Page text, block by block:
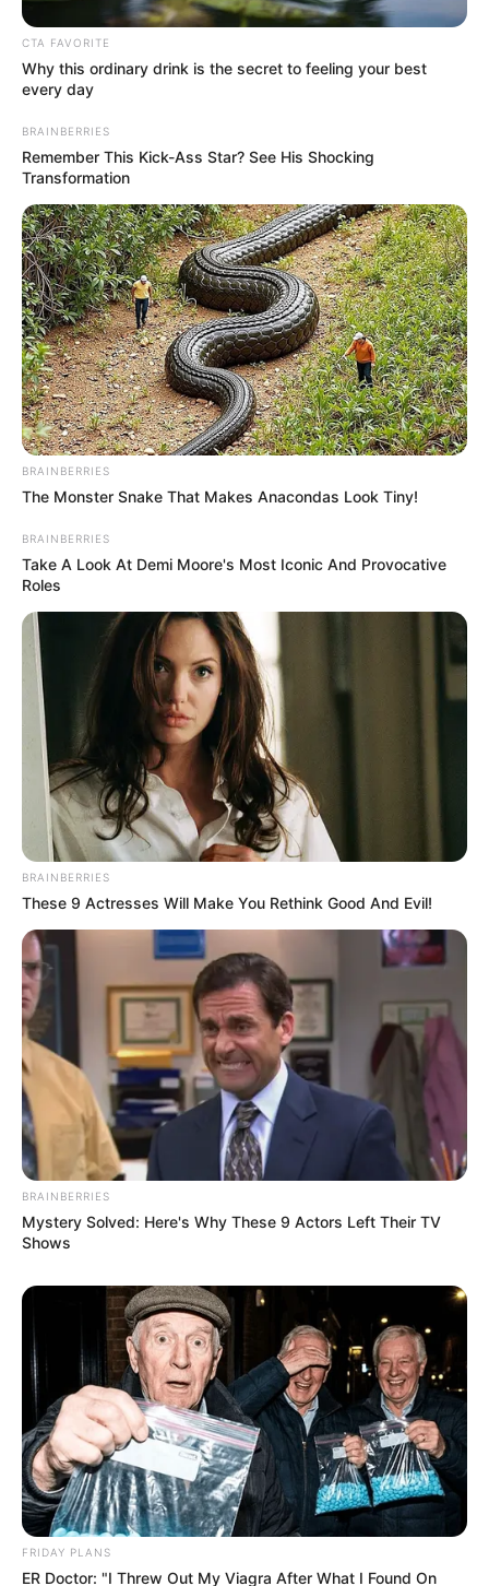
«Συναγερμός» στην Δύση! Τι είναι το Hudna και πώς μπορεί
γυναίκα που έχει ζήσει το Ισλάμ. Σε...
ΑΠΟΨΕΙΣ ΙΣΤΟΡΙΑ
Ισλάμ: μία θρησκεία βασισμένη στο ψέμα
και τη σατανολατρεία (ανάλυση)
σατανολατρεία… Σε αυτό το άρθρο, αποκαλύπτουμε
στοιχεία μέσα από τα ιερά βιβλία των μουσουλμάνων που
αποδεικνύουν τη...
ΑΠΟΨΕΙΣ
Πως και γιατί επικράτησε ο
χριστιανισμός; Κάτι παρόμοιο έγινε και
με το Ισλάμ..
Πως και γιατί επικράτησε ο χριστιανισμός; Πως ένα μικρό,
περιθωριακό κίνημα στην Ιουδαία, εξελίχθηκε από τις
αρχές του 4ου αιώνα σε θρησκεία και ιδεολογία,
κατακτώντας...
ΑΠΟΨΕΙΣ ΡΟΗ ΤΩΝ ΑΡΘΡΩΝ
ΒΑΣΙΛΙΑΣ ΚΑΡΟΛΟΣ, ΣΙΩΝΙΣΜΟΣ ΚΑΙ
ΙΣΛΑΜ..
CTA FAVORITE
Why this ordinary drink is the secret to feeling your best
every day
BRAINBERRIES
Remember This Kick-Ass Star? See His Shocking
Transformation
BRAINBERRIES
The Monster Snake That Makes Anacondas Look Tiny!
BRAINBERRIES
Take A Look At Demi Moore's Most Iconic And Provocative
Roles
BRAINBERRIES
These 9 Actresses Will Make You Rethink Good And Evil!
BRAINBERRIES
Mystery Solved: Here's Why These 9 Actors Left Their TV
Shows
FRIDAY PLANS
ER Doctor: "I Threw Out My Viagra After What I Found On